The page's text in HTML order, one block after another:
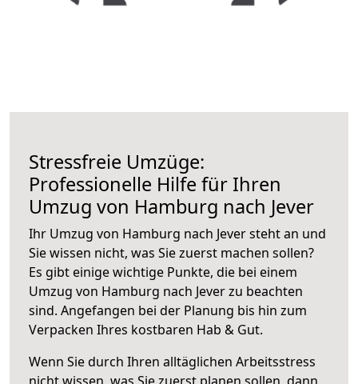
Stressfreie Umzüge:
Professionelle Hilfe für Ihren
Umzug von Hamburg nach Jever
Ihr Umzug von Hamburg nach Jever steht an und
Sie wissen nicht, was Sie zuerst machen sollen?
Es gibt einige wichtige Punkte, die bei einem
Umzug von Hamburg nach Jever zu beachten
sind. Angefangen bei der Planung bis hin zum
Verpacken Ihres kostbaren Hab & Gut.
Wenn Sie durch Ihren alltäglichen Arbeitsstress